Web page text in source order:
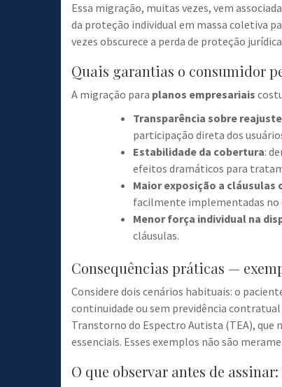
Essa migração, muitas vezes, vem
da proteção individual em massa coletiva
vezes obscurece a perda de proteção
Quais garantias o consumidor
A migração para planos empresariais
Transparência sobre
participação direta dos
Estabilidade da cobertura:
efeitos dramáticos para
Maior exposição a cláusulas
facilmente implementadas no
Menor força individual na
cláusulas.
Consequências práticas —
Considere dois cenários habituais: o
continuidade ou sem previdência
Transtorno do Espectro Autista (TEA), que
essenciais. Esses exemplos não são
O que observar antes de